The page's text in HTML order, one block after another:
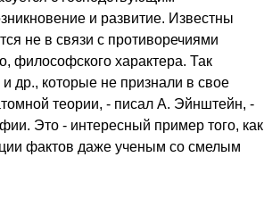
и развитие. Из­вестны
не в связи с противоречиями
философского характера. Так
др., которые не признали в свое
теории, - писал А. Эйнштейн, -
Это - интересный при­мер того, как
фактов даже ученым со смелым